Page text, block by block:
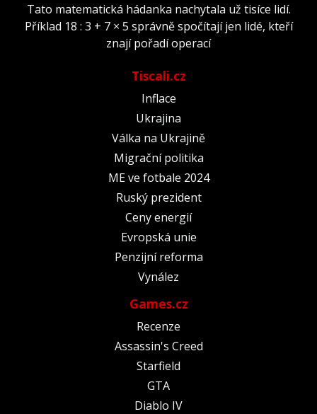
Tato matematická hádanka nachytala už tisíce lidí.
Příklad 18 : 3 + 7 × 5 správně spočítají jen lidé, kteří
znají pořadí operací
Tiscali.cz
Inflace
Ukrajina
Válka na Ukrajině
Migrační politika
ME ve fotbale 2024
Ruský prezident
Ceny energií
Evropská unie
Penzijní reforma
Vynález
Games.cz
Recenze
Assassin's Creed
Starfield
GTA
Diablo IV